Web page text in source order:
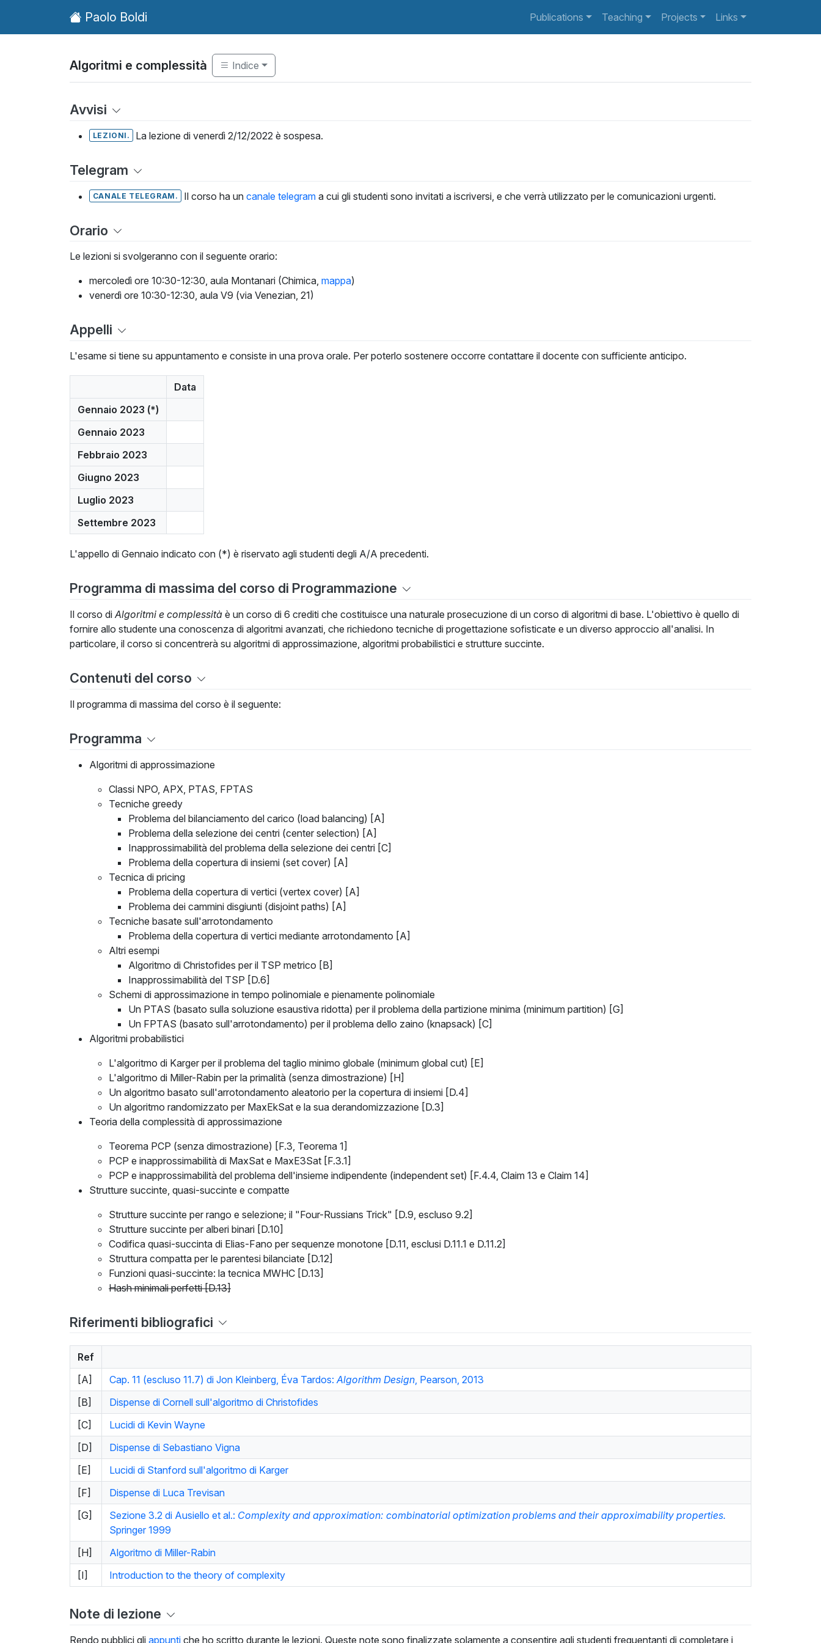
Paolo Boldi Publications Teaching Projects Links
Algoritmi e complessità Indice
Avvisi
LEZIONI. La lezione di venerdì 2/12/2022 è sospesa.
Telegram
CANALE TELEGRAM. Il corso ha uncanale telegram a cui gli studenti sono invitati a iscriversi, e che verrà utilizzato per le comunicazioni urgenti.
Orario
Le lezioni si svolgeranno con il seguente orario:
mercoledì ore 10:30-12:30, aula Montanari (Chimica, mappa)
venerdì ore 10:30-12:30, aula V9 (via Venezian, 21)
Appelli
L'esame si tiene su appuntamento e consiste in una prova orale. Per poterlo sostenere occorre contattare il docente con sufficiente anticipo.
Data
Gennaio 2023 (*)
Gennaio 2023
Febbraio 2023
Giugno 2023
Luglio 2023
Settembre 2023
L'appello di Gennaio indicato con (*) è riservato agli studenti degli A/A precedenti.
Programma di massima del corso di Programmazione
Il corso di Algoritmi e complessità è un corso di 6 crediti che costituisce una naturale prosecuzione di un corso di algoritmi di base. L'obiettivo è quello di
fornire allo studente una conoscenza di algoritmi avanzati, che richiedono tecniche di progettazione sofisticate e un diverso approccio all'analisi. In
particolare, il corso si concentrerà su algoritmi di approssimazione, algoritmi probabilistici e strutture succinte.
Contenuti del corso
Il programma di massima del corso è il seguente:
Programma
Algoritmi di approssimazione
Classi NPO, APX, PTAS, FPTAS
Tecniche greedy
Problema del bilanciamento del carico (load balancing) [A]
Problema della selezione dei centri (center selection) [A]
Inapprossimabilità del problema della selezione dei centri [C]
Problema della copertura di insiemi (set cover) [A]
Tecnica di pricing
Problema della copertura di vertici (vertex cover) [A]
Problema dei cammini disgiunti (disjoint paths) [A]
Tecniche basate sull'arrotondamento
Problema della copertura di vertici mediante arrotondamento [A]
Altri esempi
Algoritmo di Christofides per il TSP metrico [B]
Inapprossimabilità del TSP [D.6]
Schemi di approssimazione in tempo polinomiale e pienamente polinomiale
Un PTAS (basato sulla soluzione esaustiva ridotta) per il problema della partizione minima (minimum partition) [G]
Un FPTAS (basato sull'arrotondamento) per il problema dello zaino (knapsack) [C]
Algoritmi probabilistici
L'algoritmo di Karger per il problema del taglio minimo globale (minimum global cut) [E]
L'algoritmo di Miller-Rabin per la primalità (senza dimostrazione) [H]
Un algoritmo basato sull'arrotondamento aleatorio per la copertura di insiemi [D.4]
Un algoritmo randomizzato per MaxEkSat e la sua derandomizzazione [D.3]
Teoria della complessità di approssimazione
Teorema PCP (senza dimostrazione) [F.3, Teorema 1]
PCP e inapprossimabilità di MaxSat e MaxE3Sat [F.3.1]
PCP e inapprossimabilità del problema dell'insieme indipendente (independent set) [F.4.4, Claim 13 e Claim 14]
Strutture succinte, quasi-succinte e compatte
Strutture succinte per rango e selezione; il "Four-Russians Trick" [D.9, escluso 9.2]
Strutture succinte per alberi binari [D.10]
Codifica quasi-succinta di Elias-Fano per sequenze monotone [D.11, esclusi D.11.1 e D.11.2]
Struttura compatta per le parentesi bilanciate [D.12]
Funzioni quasi-succinte: la tecnica MWHC [D.13]
Hash minimali perfetti [D.13]
Riferimenti bibliografici
Ref
[A]
Cap. 11 (escluso 11.7) di Jon Kleinberg, Éva Tardos:Algorithm Design, Pearson, 2013
[B]
Dispense di Cornell sull'algoritmo di Christofides
[C]
Lucidi di Kevin Wayne
[D]
Dispense di Sebastiano Vigna
[E]
Lucidi di Stanford sull'algoritmo di Karger
[F]
Dispense di Luca Trevisan
[G]
Sezione 3.2 di Ausiello et al.: Complexity and approximation: combinatorial optimization problems and their approximability properties.
Springer 1999
[H]
Algoritmo di Miller-Rabin
[I]
Introduction to the theory of complexity
Note di lezione
Rendo pubblici gli appunti che ho scritto durante le lezioni. Queste note sono finalizzate solamente a consentire agli studenti frequentanti di completare i